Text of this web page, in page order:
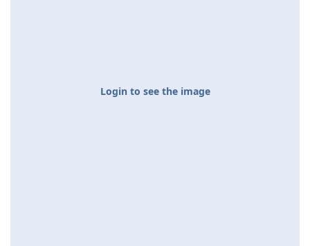
Login to see the image